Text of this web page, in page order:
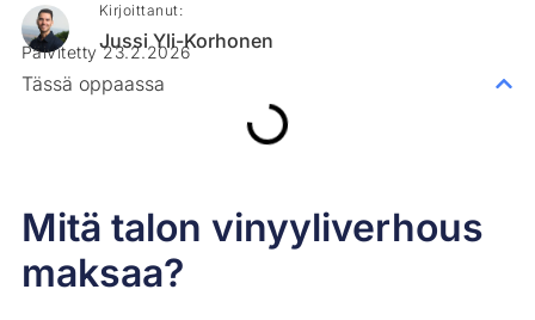
Mitä talon vinyyliverhous
maksaa?
Kirjoittanut:
Jussi Yli-Korhonen
Päivitetty 23.2.2026
Tässä oppaassa